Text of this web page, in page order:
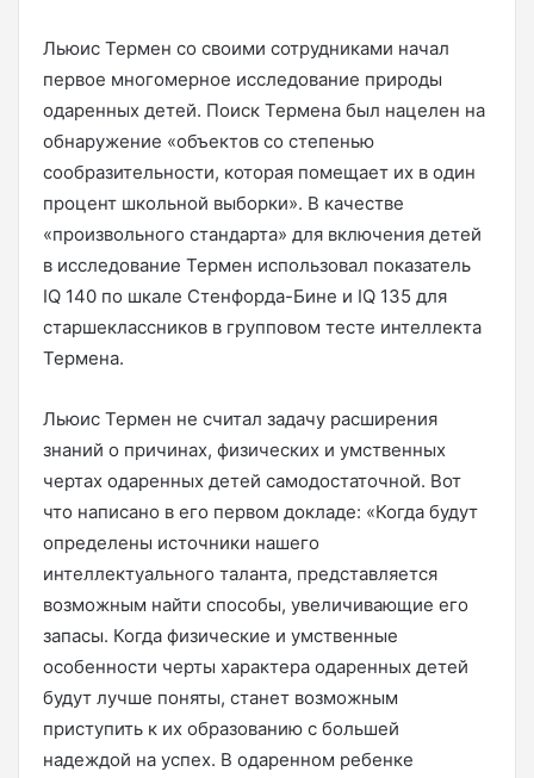
Льюис Термен со своими сотрудниками начал
первое многомерное исследование природы
одаренных детей. Поиск Термена был нацелен на
обнаружение «объектов со степенью
сообразительности, которая помещает их в один
процент школьной выборки». В качестве
«произвольного стандарта» для включения детей
в исследование Термен использовал показатель
IQ 140 по шкале Стенфорда-Бине и IQ 135 для
старшеклассников в групповом тесте интеллекта
Термена.
Льюис Термен не считал задачу расширения
знаний о причинах, физических и умственных
чертах одаренных детей самодостаточной. Вот
что написано в его первом докладе: «Когда будут
определены источники нашего
интеллектуального таланта, представляется
возможным найти способы, увеличивающие его
запасы. Когда физические и умственные
особенности черты характера одаренных детей
будут лучше поняты, станет возможным
приступить к их образованию с большей
надеждой на успех. В одаренном ребенке